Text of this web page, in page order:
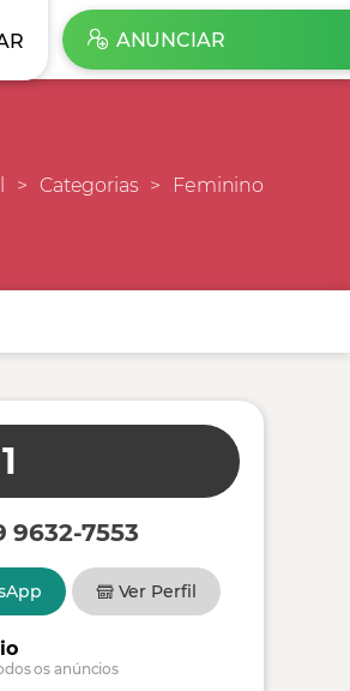
ANUNCIAR
Categorias Feminino
9632-7553
Ver Perfil
os anúncios